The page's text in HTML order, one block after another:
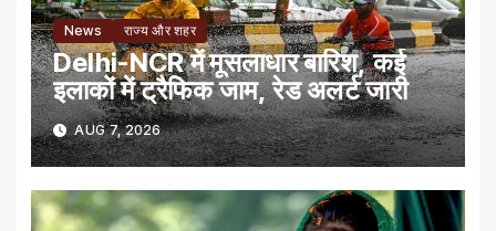
News राज्य और शहर
Delhi-NCR में मूसलाधार बारिश, कई
इलाकों में ट्रैफिक जाम, रेड अलर्ट जारी
AUG 7, 2026